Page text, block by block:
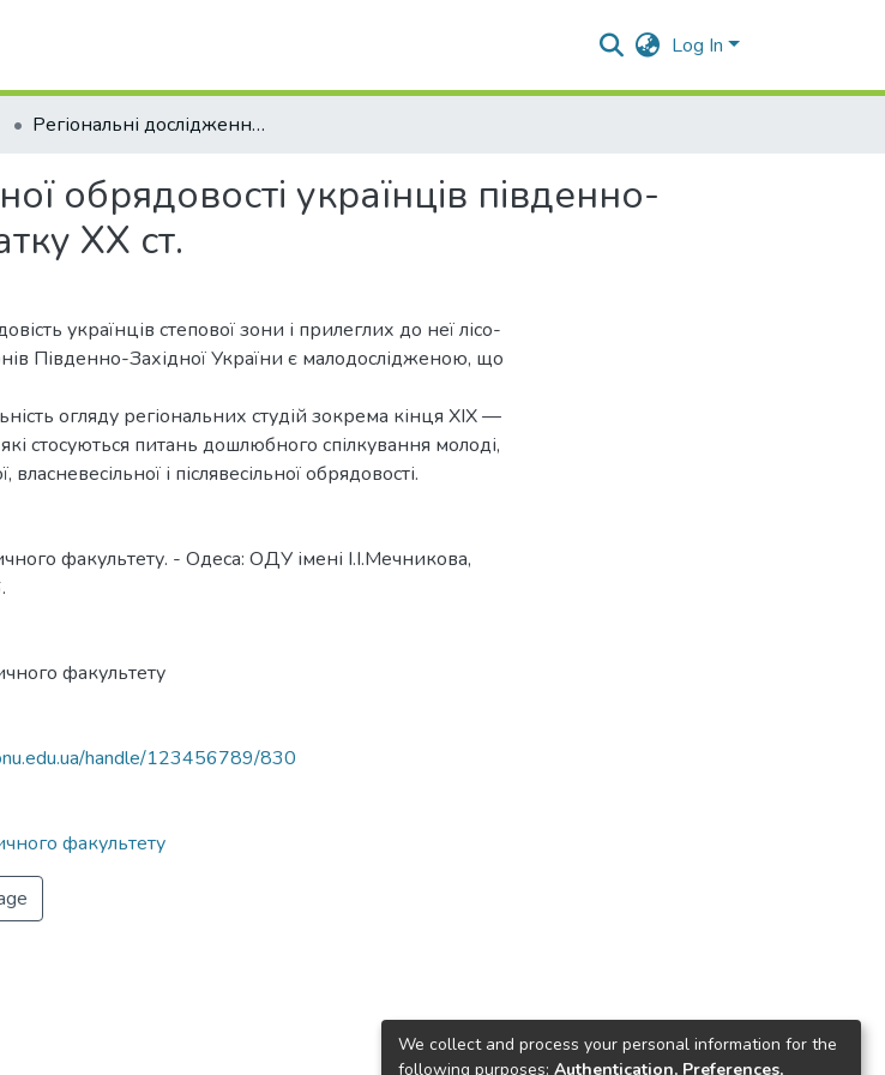
Log In
Регіональні дослідження весільної обрядовості українців південно-західної України кінця ХІХ - початку ХХ ст.
обрядовості українців південно-
ХХ ст.
українців степової зони і прилеглих до неї лісо-
Південно-Західної України є малодослідженою, що
огляду регіональних студій зокрема кінця XIX —
які стосуються питань дошлюбного спілкування молоді,
власневесільної і післявесільної обрядовості.
факультету. - Одеса: ОДУ імені І.І.Мечникова,
факультету
handle/123456789/830
факультету
We collect and process your personal information for the
following purposes: Authentication, Preferences,